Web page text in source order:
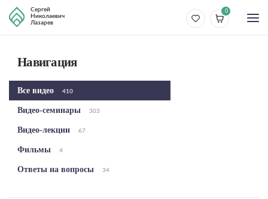
Сергей
Николаевич
Лазарев
0
Навигация
Все видео 410
Видео-семинары 303
Видео-лекции 67
Фильмы 4
Ответы на вопросы 34